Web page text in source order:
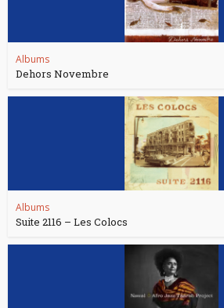
Albums
Dehors Novembre
Albums
Suite 2116 – Les Colocs